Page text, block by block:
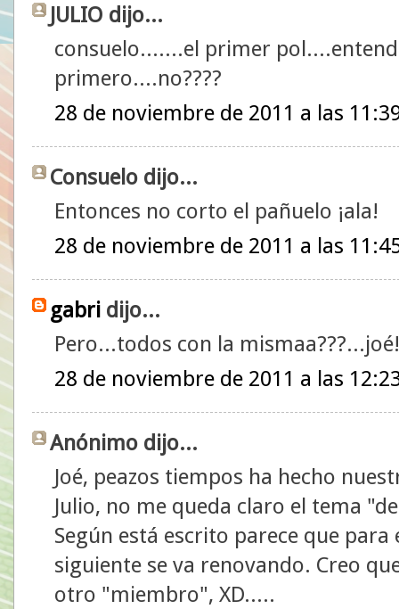
JULIO dijo...
consuelo.......el primer
primero....no????
28 de noviembre de 2011 a las
Consuelo dijo...
Entonces no corto el pañuelo ¡ala!
28 de noviembre de 2011 a las
gabri dijo...
Pero...todos con la
28 de noviembre de 2011 a las
Anónimo dijo...
Joé, peazos tiempos ha hecho
Julio, no me queda claro el tema
Según está escrito parece que
siguiente se va renovando. Creo
otro "miembro", XD.....